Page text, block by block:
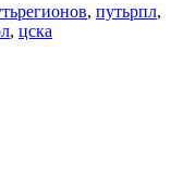
, путьрпл,
, цска